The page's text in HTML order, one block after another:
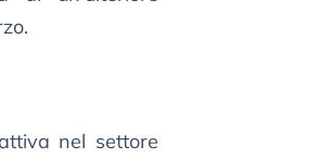
nel settore